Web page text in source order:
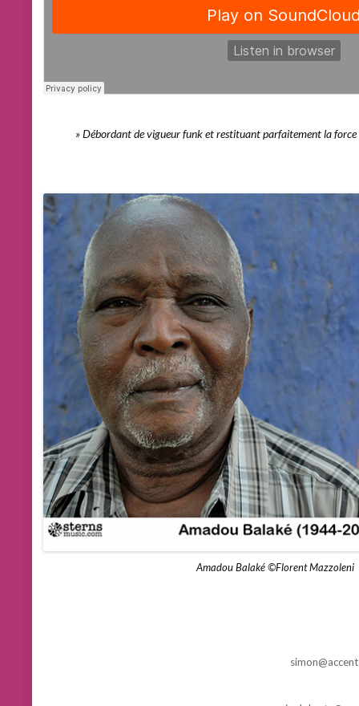
» Débordant de vigueur funket restituant parfaitement la force
Amadou Balaké ©Florent Mazzoleni